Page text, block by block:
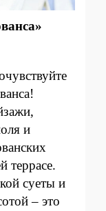
и
террасе.
суеты и
– это